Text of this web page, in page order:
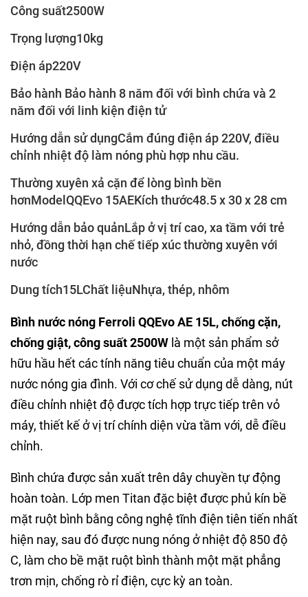
Công suất2500W
Trọng lượng10kg
Điện áp220V
Bảo hành Bảo hành 8 năm đối với bình chứa và 2
năm đối với linh kiện điện tử
Hướng dẫn sử dụngCắm đúng điện áp 220V, điều
chỉnh nhiệt độ làm nóng phù hợp nhu cầu.
Thường xuyên xả cặn để lòng bình bền
hơnModelQQEvo 15AEKích thước48.5 x 30 x 28 cm
Hướng dẫn bảo quảnLắp ở vị trí cao, xa tầm với trẻ
nhỏ, đồng thời hạn chế tiếp xúc thường xuyên với
nước
Dung tích15LChất liệuNhựa, thép, nhôm
Bình nước nóng Ferroli QQEvo AE 15L, chống cặn,
chống giật, công suất 2500W là một sản phẩm sở
hữu hầu hết các tính năng tiêu chuẩn của một máy
nước nóng gia đình. Với cơ chế sử dụng dễ dàng, nút
điều chỉnh nhiệt độ được tích hợp trực tiếp trên vỏ
máy, thiết kế ở vị trí chính diện vừa tầm với, dễ điều
chỉnh.
Bình chứa được sản xuất trên dây chuyền tự động
hoàn toàn. Lớp men Titan đặc biệt được phủ kín bề
mặt ruột bình bằng công nghệ tĩnh điện tiên tiến nhất
hiện nay, sau đó được nung nóng ở nhiệt độ 850 độ
C, làm cho bề mặt ruột bình thành một mặt phẳng
trơn mịn, chống rò rỉ điện, cực kỳ an toàn.